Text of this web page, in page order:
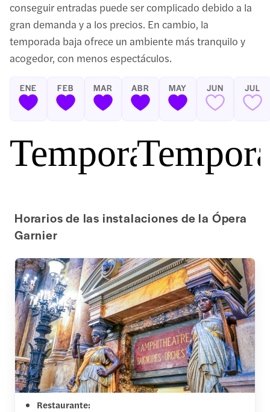
conseguir entradas puede ser complicado debido a la
gran demanda y a los precios. En cambio, la
temporada baja ofrece un ambiente más tranquilo y
acogedor, con menos espectáculos.
ENE FEB MAR ABR MAY JUN JUL
Temporada baja
Horarios de las instalaciones de la Ópera
Garnier
Restaurante: